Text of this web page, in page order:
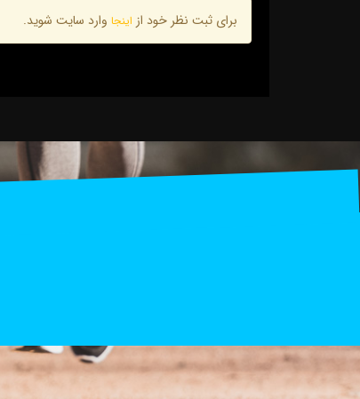
برای ثبت نظر خود از اینجا وارد سایت شوید.